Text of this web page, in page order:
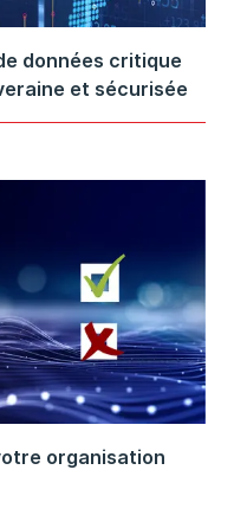
données critique
et sécurisée
organisation